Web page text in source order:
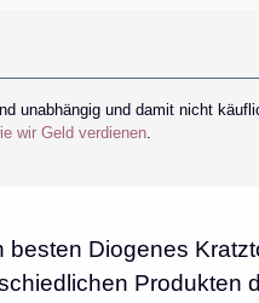
unabhängig und damit nicht
wir Geld verdienen.
Diogenes
Produkten